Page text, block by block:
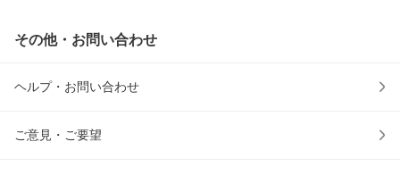
その他・お問い合わせ
ヘルプ・お問い合わせ
ご意見・ご要望